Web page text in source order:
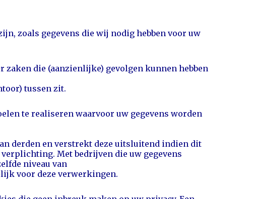
zoals gegevens die wij nodig hebben voor uw
die (aanzienlijke) gevolgen kunnen hebben
tussen zit.
te realiseren waarvoor uw gegevens worden
derden en verstrekt deze uitsluitend indien dit
Met bedrijven die uw gegevens
niveau van
voor deze verwerkingen.